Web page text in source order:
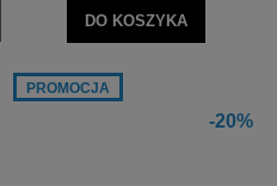
DO KOSZYKA
-20%
PROMOCJA